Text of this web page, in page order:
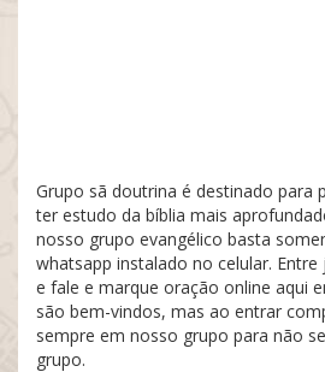
Grupo sã doutrina é destinado para
ter estudo da bíblia mais
nosso grupo evangélico basta
whatsapp instalado no celular.
e fale e marque oração online aqui
são bem-vindos, mas ao entrar
sempre em nosso grupo para não
grupo.